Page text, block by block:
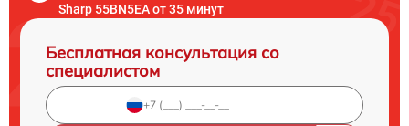
Sharp 55BN5EA от 35 минут
Бесплатная консультация со
специалистом